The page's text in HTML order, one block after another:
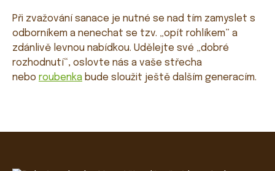
Při zvažování sanace je nutné se nad tím zamyslet s
odborníkem a nenechat se tzv. „opít rohlíkem” a
zdánlivě levnou nabídkou. Udělejte své „dobré
rozhodnutí“, oslovte nás a vaše střecha
nebo roubenka bude sloužit ještě dalším generacím.